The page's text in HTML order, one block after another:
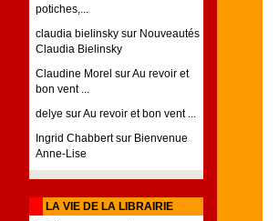
potiches,...
claudia bielinsky sur Nouveautés
Claudia Bielinsky
Claudine Morel surAu revoir et
bon vent ...
delye surAu revoir et bon vent ...
Ingrid Chabbertsur Bienvenue
Anne-Lise
LA VIE DE LA LIBRAIRIE